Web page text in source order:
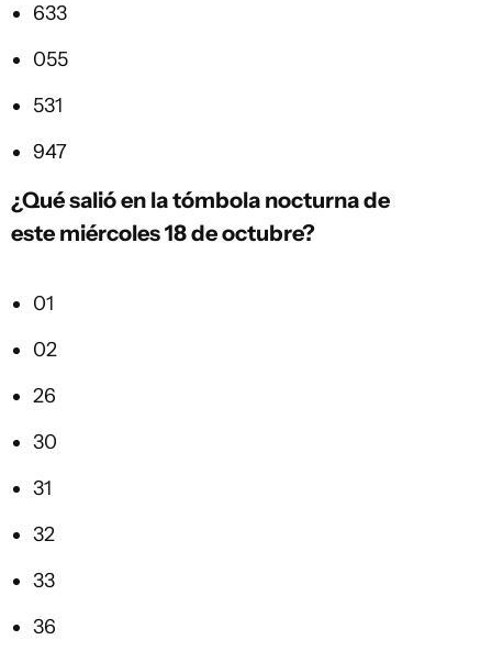
633
055
531
947
¿Qué salió en la tómbola nocturna de
este miércoles 18 de octubre?
01
02
26
30
31
32
33
36